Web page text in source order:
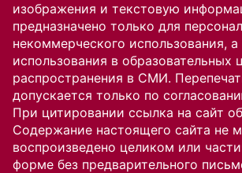
изображения и текстовую
предназначено только для
некоммерческого использования,
использования в образовательных
распространения в СМИ.
допускается только по
При цитировании ссылка на сайт
Содержание настоящего сайта не
воспроизведено целиком или
форме без предварительного